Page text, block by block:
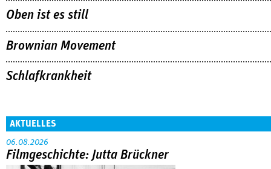
Oben ist es still
Brownian Movement
Schlafkrankheit
AKTUELLES
06.08.2026
Filmgeschichte: Jutta Brückner